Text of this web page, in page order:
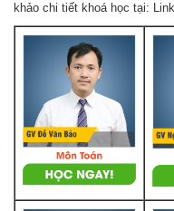
khảo chi tiết khoá học tại: Link